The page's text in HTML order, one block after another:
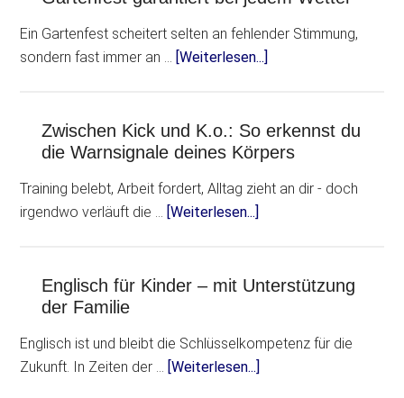
Ein Gartenfest scheitert selten an fehlender Stimmung,
sondern fast immer an … [Weiterlesen...]
Zwischen Kick und K.o.: So erkennst du
die Warnsignale deines Körpers
Training belebt, Arbeit fordert, Alltag zieht an dir - doch
irgendwo verläuft die … [Weiterlesen...]
Englisch für Kinder – mit Unterstützung
der Familie
Englisch ist und bleibt die Schlüsselkompetenz für die
Zukunft. In Zeiten der … [Weiterlesen...]